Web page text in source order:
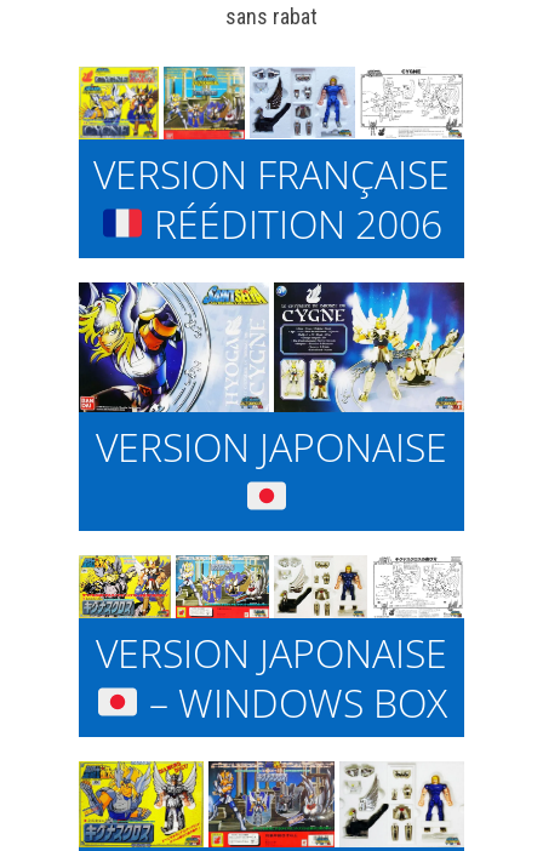
sans rabat
VERSION FRANÇAISE
RÉÉDITION 2006
VERSION JAPONAISE
VERSION JAPONAISE
– WINDOWS BOX